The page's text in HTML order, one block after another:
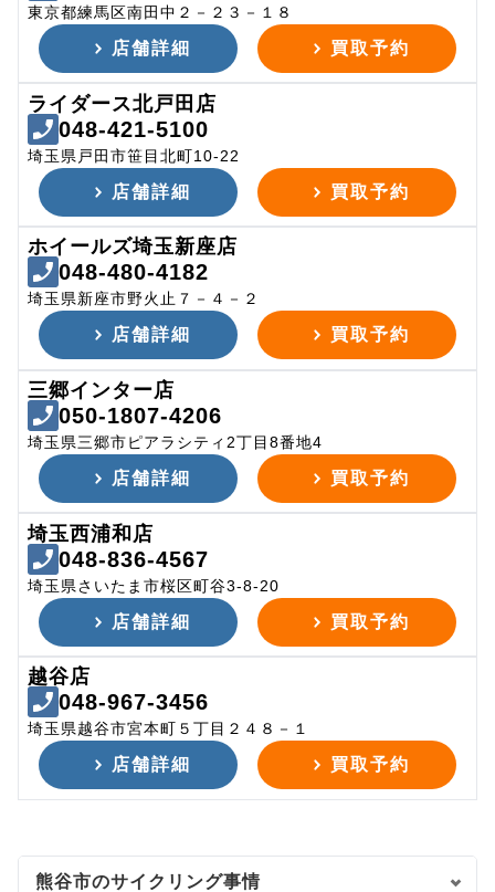
東京都練馬区南田中２－２３－１８
店舗詳細 買取予約
ライダース北戸田店
048-421-5100
埼玉県戸田市笹目北町10-22
店舗詳細 買取予約
ホイールズ埼玉新座店
048-480-4182
埼玉県新座市野火止７－４－２
店舗詳細 買取予約
三郷インター店
050-1807-4206
埼玉県三郷市ピアラシティ2丁目8番地4
店舗詳細 買取予約
埼玉西浦和店
048-836-4567
埼玉県さいたま市桜区町谷3-8-20
店舗詳細 買取予約
越谷店
048-967-3456
埼玉県越谷市宮本町５丁目２４８－１
店舗詳細 買取予約
熊谷市のサイクリング事情